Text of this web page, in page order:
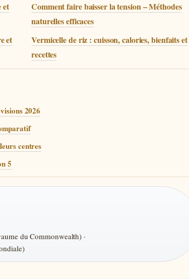
et
Comment faire baisser la tension – Méthodes
naturelles efficaces
et
Vermicelle de riz : cuisson, calories, bienfaits et
recettes
2026
centres
5
du Commonwealth) ·